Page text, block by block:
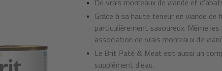
De vrais morceaux de viande et
Grâce à sa haute teneur en viande
particulièrement savoureux. Même
association de vrais morceaux de
Le Brit Paté & Meat est aussi un
supplément d'eau.